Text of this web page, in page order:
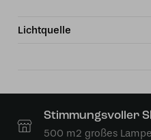
Lichtquelle
Stimmungsvoller
500 m2 großes